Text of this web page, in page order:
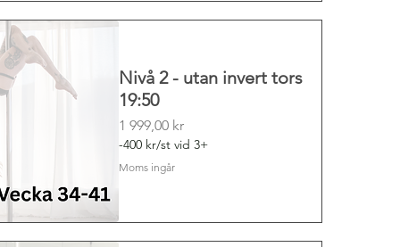
Nivå 2 - utan invert tors
19:50
Pris
1 999,00 kr
-400 kr/st vid 3+
Moms ingår